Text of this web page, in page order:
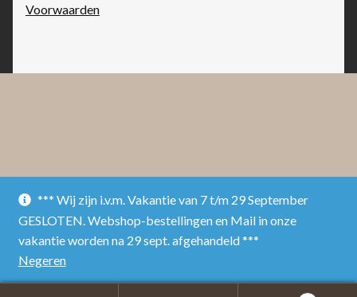
*** Wij zijn i.v.m. Vakantie van 7 t/m 29 September
GESLOTEN. Webshop-bestellingen en Mail in onze
vakantie worden na 29 sept. afgehandeld ***
Negeren
Voorwaarden